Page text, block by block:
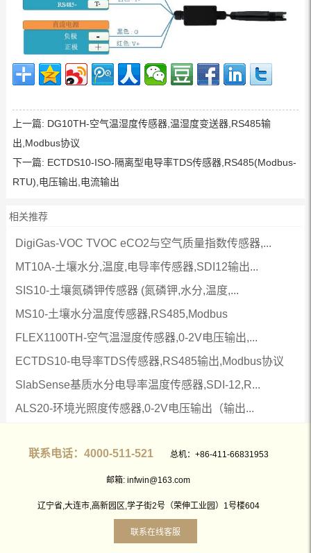
上一篇: DG10TH-空气温湿度传感器,温湿度变送器,RS485输
出,Modbus协议
下一篇: ECTDS10-ISO-隔离型电导率TDS传感器,RS485(Modbus-
RTU),电压输出,电流输出
相关推荐
DigiGas-VOC TVOC eCO2与空气质量指数传感器,...
MT10A-土壤水分,温度,电导率传感器,SDI12输出...
SIS10-土壤氮磷钾传感器 (氮磷钾,水分,温度,...
MS10-土壤水分温度传感器,RS485,Modbus
FLEX1100TH-空气温湿度传感器,0-2V电压输出,...
ECTDS10-电导率TDS传感器,RS485输出,Modbus协议
SlabSense基质水分电导率温度传感器,SDI-12,R...
ALS20-环境光照度传感器,0-2V电压输出（输出...
联系电话：4000-511-521 总机：+86-411-66831953
邮箱: infwin@163.com
辽宁省,大连市,高新园区,学子街2号（荣伸工业园）1号楼604
联系在线客服